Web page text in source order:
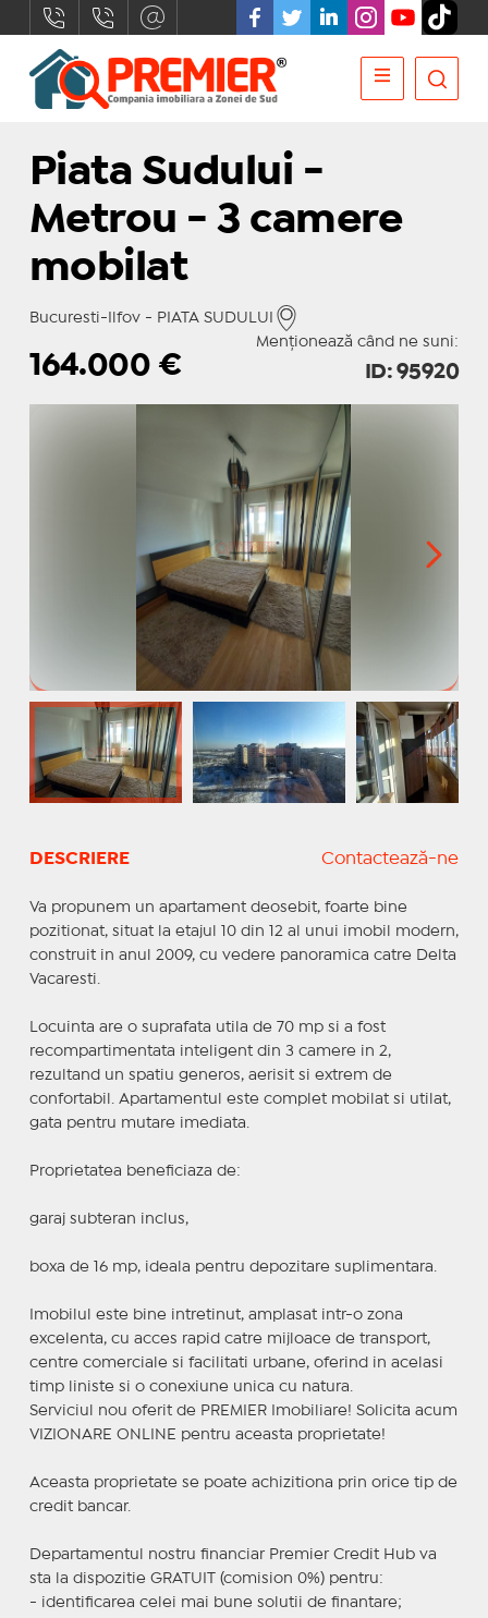
Piata Sudului -
Metrou - 3 camere
mobilat
Bucuresti-Ilfov - PIATA SUDULUI
Menționează când ne suni:
164.000 € ID: 95920
DESCRIERE Contactează-ne
Va propunem un apartament deosebit, foarte bine
pozitionat, situat la etajul 10 din 12 al unui imobil modern,
construit in anul 2009, cu vedere panoramica catre Delta
Vacaresti.
Locuinta are o suprafata utila de 70 mp si a fost
recompartimentata inteligent din 3 camere in 2,
rezultand un spatiu generos, aerisit si extrem de
confortabil. Apartamentul este complet mobilat si utilat,
gata pentru mutare imediata.
Proprietatea beneficiaza de:
garaj subteran inclus,
boxa de 16 mp, ideala pentru depozitare suplimentara.
Imobilul este bine intretinut, amplasat intr-o zona
excelenta, cu acces rapid catre mijloace de transport,
centre comerciale si facilitati urbane, oferind in acelasi
timp liniste si o conexiune unica cu natura.
Serviciul nou oferit de PREMIER Imobiliare! Solicita acum
VIZIONARE ONLINE pentru aceasta proprietate!
Aceasta proprietate se poate achizitiona prin orice tip de
credit bancar.
Departamentul nostru financiar Premier Credit Hub va
sta la dispozitie GRATUIT (comision 0%) pentru:
- identificarea celei mai bune solutii de finantare;